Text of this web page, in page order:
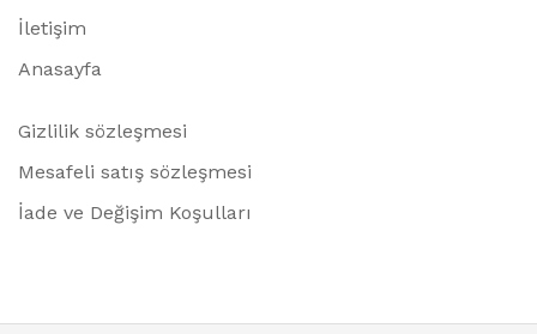
İletişim
Anasayfa
Gizlilik sözleşmesi
Mesafeli satış sözleşmesi
İade ve Değişim Koşulları